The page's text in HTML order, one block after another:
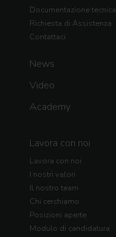
Documentazione tecnica
Richiesta di Assistenza
Contattaci
News
Video
Academy
Lavora con noi
Lavora con noi
I nostri valori
Il nostro team
Chi cerchiamo
Posizioni aperte
Modulo di candidatura